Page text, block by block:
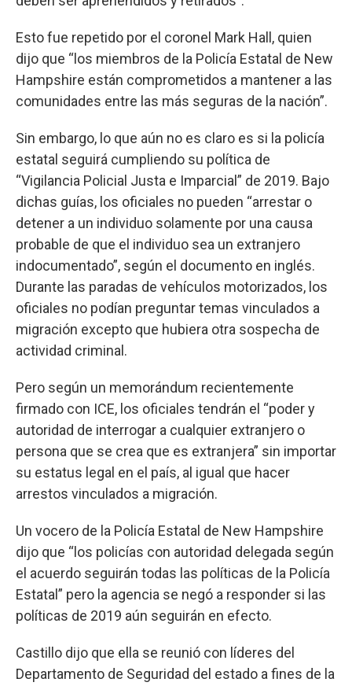
Esto fue repetido por el coronel Mark Hall, quien
dijo que “los miembros de la Policía Estatal de New
Hampshire están comprometidos a mantener a las
comunidades entre las más seguras de la nación”.
Sin embargo, lo que aún no es claro es si la policía
estatal seguirá cumpliendo su política de
“Vigilancia Policial Justa e Imparcial” de 2019. Bajo
dichas guías, los oficiales no pueden “arrestar o
detener a un individuo solamente por una causa
probable de que el individuo sea un extranjero
indocumentado”, según el documento en inglés.
Durante las paradas de vehículos motorizados, los
oficiales no podían preguntar temas vinculados a
migración excepto que hubiera otra sospecha de
actividad criminal.
Pero según un memorándum recientemente
firmado con ICE, los oficiales tendrán el “poder y
autoridad de interrogar a cualquier extranjero o
persona que se crea que es extranjera” sin importar
su estatus legal en el país, al igual que hacer
arrestos vinculados a migración.
Un vocero de la Policía Estatal de New Hampshire
dijo que “los policías con autoridad delegada según
el acuerdo seguirán todas las políticas de la Policía
Estatal” pero la agencia se negó a responder si las
políticas de 2019 aún seguirán en efecto.
Castillo dijo que ella se reunió con líderes del
Departamento de Seguridad del estado a fines de la